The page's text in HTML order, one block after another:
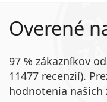
Overené
97 % zákazníkov
11477 recenzií).
hodnotenia našich